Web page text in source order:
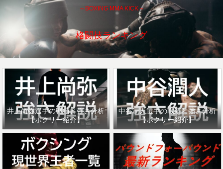
～BOXING MMA KICK～
格闘技ランキング
井上尚弥選手の戦績と強さ分析
【ボクサー紹介】
中谷潤人選手の戦績と強さ分析
【ボクサー紹介】